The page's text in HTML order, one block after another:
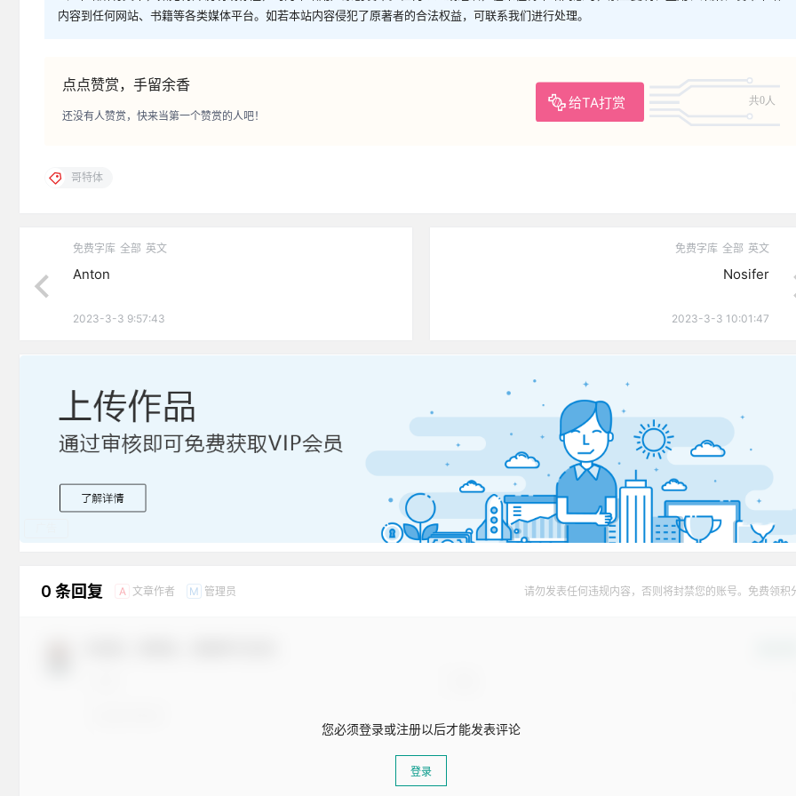
内容到任何网站、书籍等各类媒体平台。如若本站内容侵犯了原著者的合法权益，可联系我们进行处理。
点点赞赏，手留余香
给TA打赏 共0人
还没有人赞赏，快来当第一个赞赏的人吧！
哥特体
免费字库 全部 英文
Anton
2023-3-3 9:57:43
免费字库 全部 英文
Nosifer
2023-3-3 10:01:47
0 条回复 A 文章作者 M 管理员 请勿发表任何违规内容，否则将封禁您的账号。免费领积
您必须登录或注册以后才能发表评论
登录